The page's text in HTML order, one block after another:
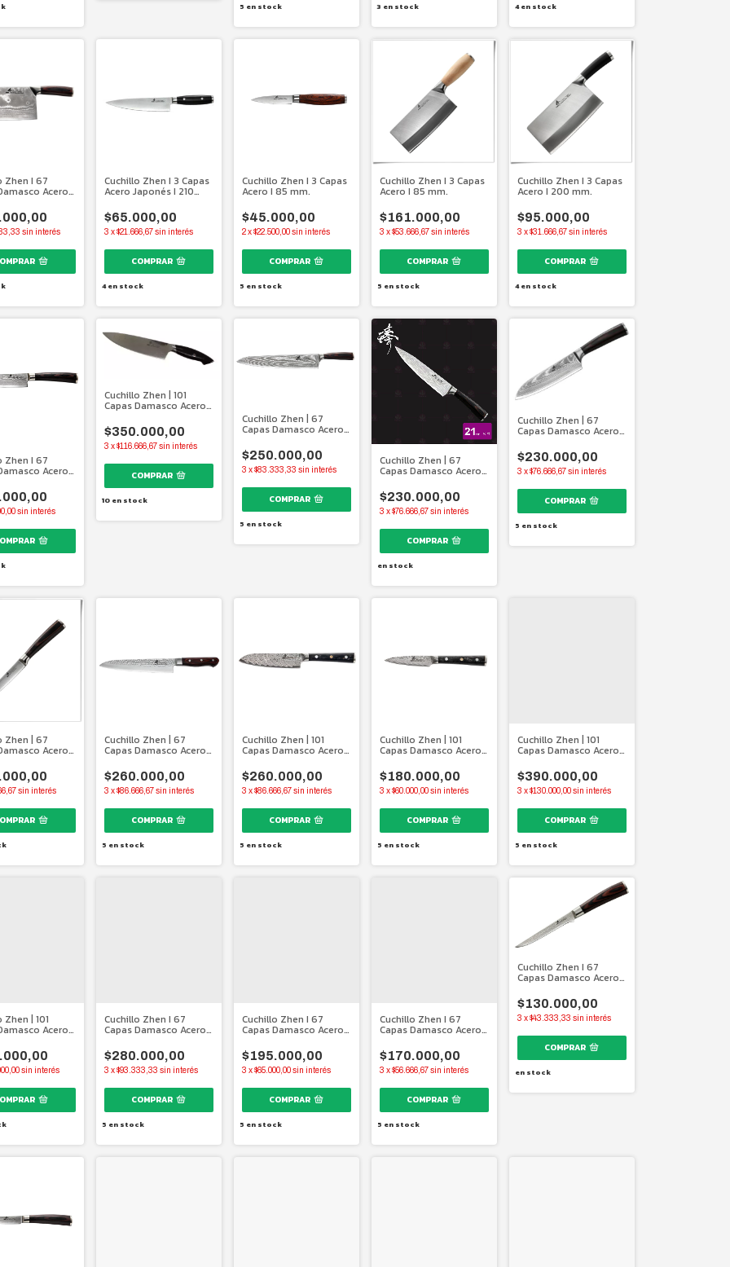
5 en stock 3 en stock 4en stock
Zhen I 67
Acero
sin interés
Cuchillo Zhen I 3 Capas
Acero Japonés I 210
$65.000,00
3 x$21.666,67sin interés
4en stock
Cuchillo Zhen I 3 Capas
Acero I 85 mm.
$45.000,00
2x$22.500,00sin interés
5 en stock
Cuchillo Zhen I 3 Capas
Acero I 85 mm.
$161.000,00
3 x$53.666,67sin interés
5 en stock
Cuchillo Zhen I 3 Capas
Acero I 200 mm.
$95.000,00
3 x$31.666,67sin interés
4en stock
Zhen I 67
Acero
sin interés
Cuchillo Zhen | 101
Capas Damasco Acero
$350.000,00
3 x$116.666,67sin interés
10en stock
Cuchillo Zhen | 67
Capas Damasco Acero
$250.000,00
3 x$83.333,33 sin interés
5 en stock
Cuchillo Zhen | 67
Capas Damasco Acero
$230.000,00
3 x$76.666,67sin interés
en stock
Cuchillo Zhen | 67
Capas Damasco Acero
$230.000,00
3 x$76.666,67sin interés
5 en stock
Zhen | 67
Acero
sin interés
Cuchillo Zhen | 67
Capas Damasco Acero
$260.000,00
3 x$86.666,67sin interés
5 en stock
Cuchillo Zhen | 101
Capas Damasco Acero
$260.000,00
3 x$86.666,67sin interés
5 en stock
Cuchillo Zhen | 101
Capas Damasco Acero
$180.000,00
3 x$60.000,00sin interés
5 en stock
Cuchillo Zhen | 101
Capas Damasco Acero
$390.000,00
3 x$130.000,00sin interés
5 en stock
| 101
Acero
sin interés
Cuchillo Zhen I 67
Capas Damasco Acero
$280.000,00
3 x$93.333,33 sin interés
5 en stock
Cuchillo Zhen I 67
Capas Damasco Acero
$195.000,00
3 x$65.000,00sin interés
5 en stock
Cuchillo Zhen I 67
Capas Damasco Acero
$170.000,00
3 x$56.666,67sin interés
5 en stock
Cuchillo Zhen I 67
Capas Damasco Acero
$130.000,00
3 x$43.333,33 sin interés
en stock